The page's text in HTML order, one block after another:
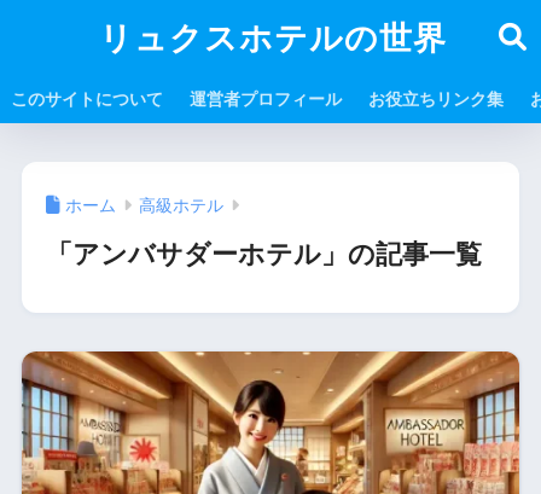
リュクスホテルの世界
このサイトについて 運営者プロフィール お役立ちリンク集
ホーム 高級ホテル
「アンバサダーホテル」の記事一覧